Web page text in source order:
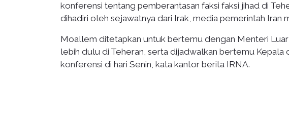
konferensi tentang pemberantasan faksi faksi jihad di
dihadiri oleh sejawatnya dari Irak, media pemerintah Iran
Moallem ditetapkan untuk bertemu dengan Menteri
lebih dulu di Teheran, serta dijadwalkan bertemu Kepala
konferensi di hari Senin, kata kantor berita IRNA.